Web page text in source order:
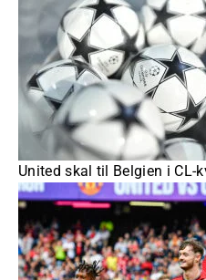
United skal til Belgien i CL-